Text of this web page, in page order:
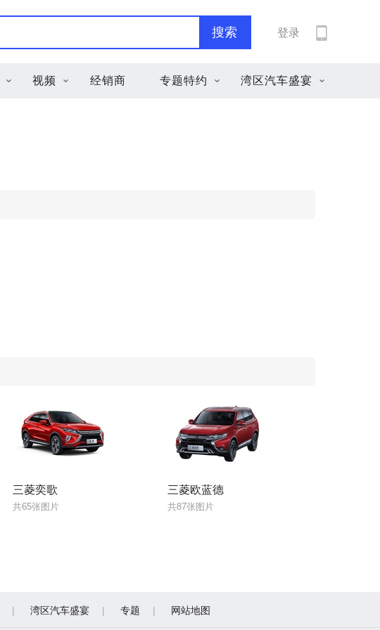
登录
搜索
视频 经销商 专题特约 湾区汽车盛宴
三菱奕歌
共65张图片
三菱欧蓝德
共87张图片
湾区汽车盛宴 专题 网站地图